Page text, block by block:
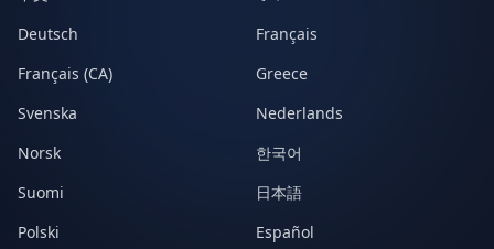
Deutsch
Français
Français (CA)
Greece
Svenska
Nederlands
Norsk
한국어
Suomi
日本語
Polski
Español